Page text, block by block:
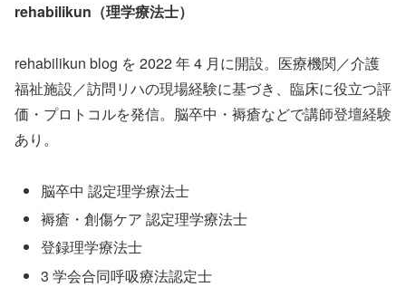
rehabilikun（理学療法士）
rehabilikun blog を 2022 年 4 月に開設。医療機関／介護
福祉施設／訪問リハの現場経験に基づき、臨床に役立つ評
価・プロトコルを発信。脳卒中・褥瘡などで講師登壇経験
あり。
脳卒中 認定理学療法士
褥瘡・創傷ケア 認定理学療法士
登録理学療法士
3 学会合同呼吸療法認定士